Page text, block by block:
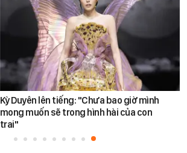
Kỳ Duyên lên tiếng: "Chưa bao giờ mình
mong muốn sẽ trong hình hài của con
trai"